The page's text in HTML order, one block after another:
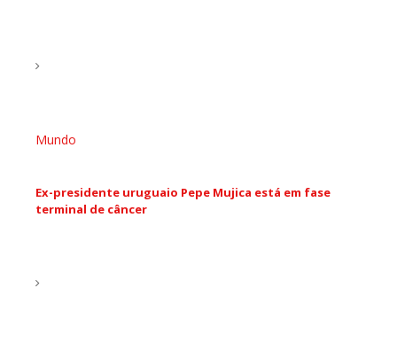
Mundo
Ex-presidente uruguaio Pepe Mujica está em fase
terminal de câncer